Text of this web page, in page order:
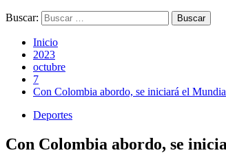
Buscar:
Inicio
2023
octubre
7
Con Colombia abordo, se iniciará el
Deportes
Con Colombia abordo, se